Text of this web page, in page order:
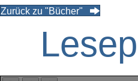
Zurück zu "Bücher"